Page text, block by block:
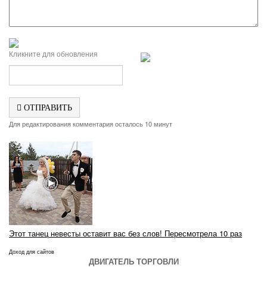
Кликните для обновления
ОТПРАВИТЬ
Для редактирования комментария осталось 10 минут
Этот танец невесты оставит вас без слов! Пересмотрела 10 раз
Доход для сайтов
ДВИГАТЕЛЬ ТОРГОВЛИ